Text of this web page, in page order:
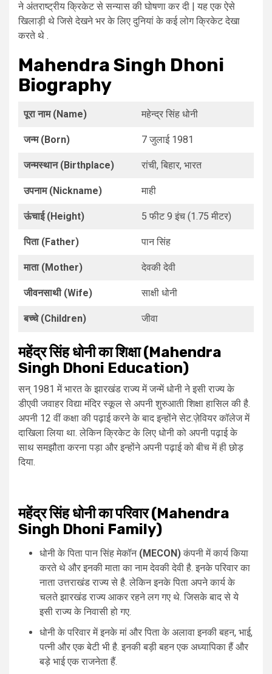
ने अंतराष्ट्रीय क्रिकेट से सन्यास की घोषणा कर दी | यह एक ऐसे
खिलाड़ी थे जिसे देखने भर के लिए दुनियां के कई लोग क्रिकेट देखा
करते थे .
Mahendra Singh Dhoni
Biography
पूरा नाम (Name) महेन्द्र सिंह धोनी
जन्म (Born) 7 जुलाई 1981
जन्मस्थान (Birthplace) रांची, बिहार, भारत
उपनाम (Nickname) माही
ऊंचाई (Height) 5 फीट 9 इंच (1.75 मीटर)
पिता (Father) पान सिंह
माता (Mother) देवकी देवी
जीवनसाथी (Wife) साक्षी धोनी
बच्चे (Children) जीवा
महेंद्रसिंह धोनीकाशिक्षा (Mahendra
Singh Dhoni Education)
सन् 1981 में भारत के झारखंड राज्य में जन्में धोनी ने इसी राज्य के
डीएवी जवाहर विद्या मंदिर स्कूल से अपनी शुरुआती शिक्षा हासिल की है.
अपनी 12 वीं कक्षा की पढ़ाई करने के बाद इन्होंने सेट.ज़ेवियर कॉलेज में
दाखिला लिया था. लेकिन क्रिकेट के लिए धोनी को अपनी पढ़ाई के
साथ समझौता करना पड़ा और इन्होंने अपनी पढ़ाई को बीच में ही छोड़
दिया.
महेंद्रसिंह धोनीकापरिवार (Mahendra
Singh Dhoni Family)
धोनी के पिता पान सिंह मेकॉन(MECON) कंपनी में कार्य किया
करते थे और इनकी माता का नाम देवकी देवी है. इनके परिवार का
नाता उत्तराखंड राज्य से है. लेकिन इनके पिता अपने कार्य के
चलते झारखंड राज्य आकर रहने लग गए थे. जिसके बाद से ये
इसी राज्य के निवासी हो गए.
धोनी के परिवार में इनके मां और पिता के अलावा इनकी बहन, भाई,
पत्नी और एक बेटी भी है. इनकी बड़ी बहन एक अध्यापिका हैं और
बड़े भाई एक राजनेता हैं.